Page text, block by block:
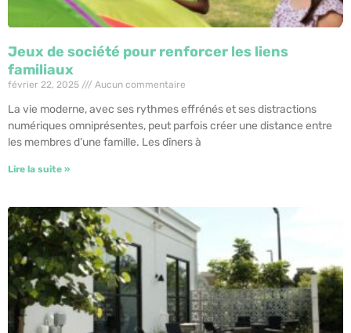
Jeux de société pour renforcer les liens
familiaux
février 22, 2025 Aucun commentaire
La vie moderne, avec ses rythmes effrénés et ses distractions
numériques omniprésentes, peut parfois créer une distance entre
les membres d’une famille. Les dîners à
Lire la suite »